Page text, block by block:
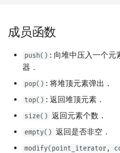
成员函数
push() : 向堆中压入一个元
器．
pop() : 将堆顶元素弹出．
top() : 返回堆顶元素．
size() 返回元素个数．
empty() 返回是否非空．
modify(point_iterator,